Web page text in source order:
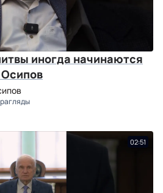
иногда начинаются
02:51